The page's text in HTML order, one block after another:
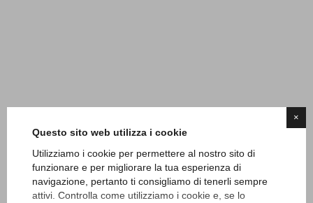
×
Questo sito web utilizza i cookie
Utilizziamo i cookie per permettere al nostro sito di
funzionare e per migliorare la tua esperienza di
navigazione, pertanto ti consigliamo di tenerli sempre
attivi. Controlla come utilizziamo i cookie e, se lo